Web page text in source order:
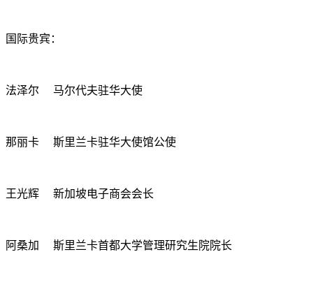
国际贵宾：
法泽尔 马尔代夫驻华大使
那丽卡 斯里兰卡驻华大使馆公使
王光辉 新加坡电子商会会长
阿桑加 斯里兰卡首都大学管理研究生院院长